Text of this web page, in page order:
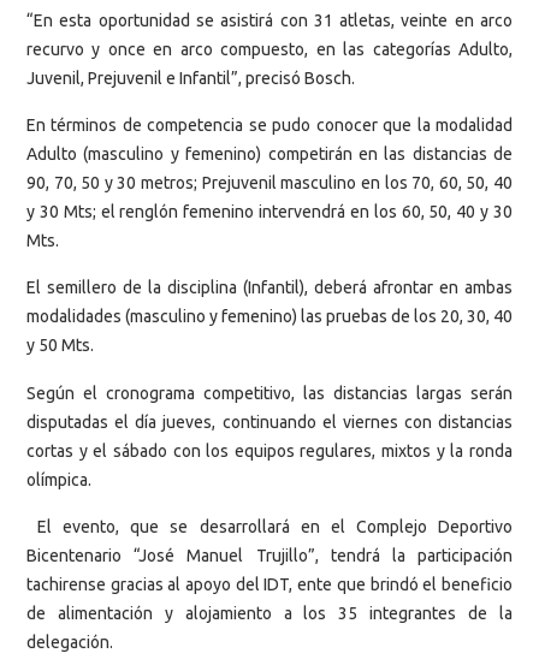
“En esta oportunidad se asistirá con 31 atletas, veinte en arco
recurvo y once en arco compuesto, en las categorías Adulto,
Juvenil, Prejuvenil e Infantil”, precisó Bosch.
En términos de competencia se pudo conocer que la modalidad
Adulto (masculino y femenino) competirán en las distancias de
90, 70, 50 y 30 metros; Prejuvenil masculino en los 70, 60, 50, 40
y 30 Mts; el renglón femenino intervendrá en los 60, 50, 40 y 30
Mts.
El semillero de la disciplina (Infantil), deberá afrontar en ambas
modalidades (masculino y femenino) las pruebas de los 20, 30, 40
y 50 Mts.
Según el cronograma competitivo, las distancias largas serán
disputadas el día jueves, continuando el viernes con distancias
cortas y el sábado con los equipos regulares, mixtos y la ronda
olímpica.
El evento, que se desarrollará en el Complejo Deportivo
Bicentenario “José Manuel Trujillo”, tendrá la participación
tachirense gracias al apoyo del IDT, ente que brindó el beneficio
de alimentación y alojamiento a los 35 integrantes de la
delegación.